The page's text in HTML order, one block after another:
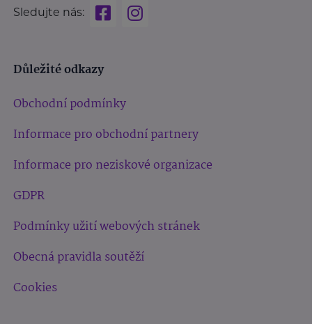
Sledujte nás:
Důležité odkazy
Obchodní podmínky
Informace pro obchodní partnery
Informace pro neziskové organizace
GDPR
Podmínky užití webových stránek
Obecná pravidla soutěží
Cookies